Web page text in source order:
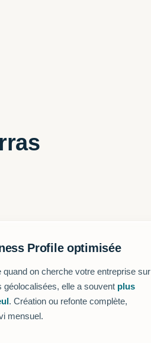
Profile optimisée
on cherche votre entreprise sur
elle a souvent plus
. Création ou refonte complète,
mensuel.